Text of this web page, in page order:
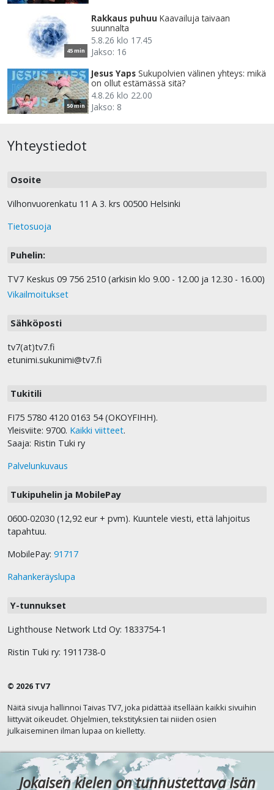
45 min
Rakkaus puhuu Kaavailuja taivaan
suunnalta
5.8.26 klo 17.45
Jakso: 16
50 min
Jesus Yaps Sukupolvien välinen yhteys: mikä
on ollut estämässä sitä?
4.8.26 klo 22.00
Jakso: 8
Yhteystiedot
Osoite
Vilhonvuorenkatu 11 A 3. krs 00500 Helsinki
Tietosuoja
Puhelin:
TV7 Keskus 09 756 2510 (arkisin klo 9.00 - 12.00 ja 12.30 - 16.00)
Vikailmoitukset
Sähköposti
tv7(at)tv7.fi
etunimi.sukunimi@tv7.fi
Tukitili
FI75 5780 4120 0163 54 (OKOYFIHH).
Yleisviite: 9700. Kaikki viitteet.
Saaja: Ristin Tuki ry
Palvelunkuvaus
Tukipuhelin ja MobilePay
0600-02030 (12,92 eur + pvm). Kuuntele viesti, että lahjoitus
tapahtuu.
MobilePay: 91717
Rahankeräyslupa
Y-tunnukset
Lighthouse Network Ltd Oy: 1833754-1
Ristin Tuki ry: 1911738-0
© 2026 TV7
Näitä sivuja hallinnoi Taivas TV7, joka pidättää itsellään kaikki sivuihin
liittyvät oikeudet. Ohjelmien, tekstityksien tai niiden osien
julkaiseminen ilman lupaa on kielletty.
Jokaisen kielen on tunnustettava Isän